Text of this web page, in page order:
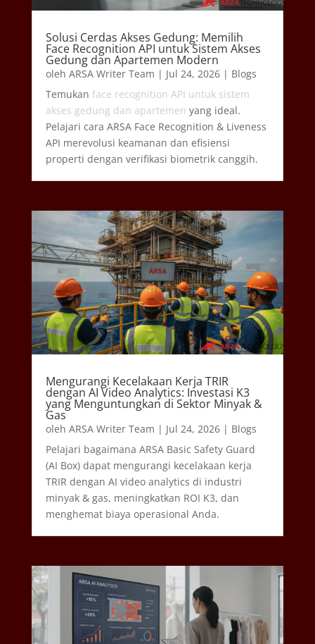
Solusi Cerdas Akses Gedung: Memilih
Face Recognition API untuk Sistem Akses
Gedung dan Apartemen Modern
oleh ARSA Writer Team | Jul 24, 2026| Blogs
Temukan face recognition API untuk sistem
akses gedung dan apartemen yang ideal.
Pelajari cara ARSA Face Recognition & Liveness
API merevolusi keamanan dan efisiensi
properti dengan verifikasi biometrik canggih.
Mengurangi Kecelakaan Kerja TRIR
dengan AI Video Analytics: Investasi K3
yang Menguntungkan di Sektor Minyak &
Gas
oleh ARSA Writer Team | Jul 24, 2026| Blogs
Pelajari bagaimana ARSA Basic Safety Guard
(AI Box) dapat mengurangi kecelakaan kerja
TRIR dengan AI video analytics di industri
minyak & gas, meningkatkan ROI K3, dan
menghemat biaya operasional Anda.